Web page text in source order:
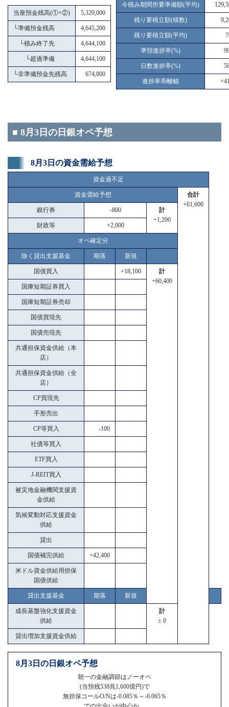
当座預金残高(①+②) 5,320,000
└準備預金残高 4,645,200
└積み終了先 4,644,100
└超過準備 4,644,100
└非準備預金先残高 674,800
今積み期間所要準備額(平均)
残り要積立額(積数)
残り要積立額(平均)
準預進捗率(%)
日数進捗率(%)
進捗率乖離幅
■ 8月3日の日銀オペ予想
8月3日の資金需給予想
資金過不足
資金需給予想
合計
+61,600
銀行券 -800
計
+1,200
財政等 +2,000
オペ確定分
除く貸出支援基金 期落 新規
国債買入 +18,100
計
+60,400
国庫短期証券買入
国庫短期証券売却
国債買現先
国債売現先
共通担保資金供給（本
店）
共通担保資金供給（全
店）
CP買現先
手形売出
CP等買入 -100
社債等買入
ETF買入
J-REIT買入
被災地金融機関支援資
金供給
気候変動対応支援資金
供給
貸出
国債補完供給 +42,400
米ドル資金供給用担保
国債供給
貸出支援基金 期落 新規
成長基盤強化支援資金
供給
計
± 0
貸出増加支援資金供給
8月3日の日銀オペ予想
朝一の金融調節はノーオペ
(当預残538兆1,600億円)で
無担保コールO/Nは-0.085％～-0.065％